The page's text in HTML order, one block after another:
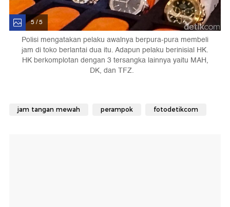
5 / 5
Polisi mengatakan pelaku awalnya berpura-pura membeli
jam di toko berlantai dua itu. Adapun pelaku berinisial HK.
HK berkomplotan dengan 3 tersangka lainnya yaitu MAH,
DK, dan TFZ.
jam tangan mewah perampok fotodetikcom